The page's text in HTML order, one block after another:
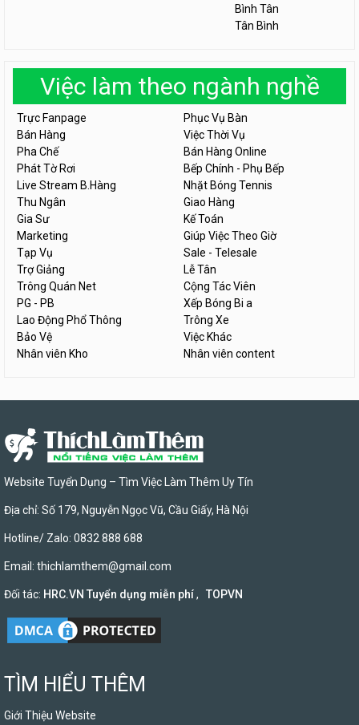
Bình Tân
Tân Bình
Việc làm theo ngành nghề
Trực Fanpage
Phục Vụ Bàn
Bán Hàng
Việc Thời Vụ
Pha Chế
Bán Hàng Online
Phát Tờ Rơi
Bếp Chính - Phụ Bếp
Live Stream B.Hàng
Nhặt Bóng Tennis
Thu Ngân
Giao Hàng
Gia Sư
Kế Toán
Marketing
Giúp Việc Theo Giờ
Tạp Vụ
Sale - Telesale
Trợ Giảng
Lễ Tân
Trông Quán Net
Cộng Tác Viên
PG - PB
Xếp Bóng Bi a
Lao Động Phổ Thông
Trông Xe
Bảo Vệ
Việc Khác
Nhân viên Kho
Nhân viên content
Website Tuyển Dụng – Tìm Việc Làm Thêm Uy Tín
Địa chỉ: Số 179, Nguyễn Ngọc Vũ, Cầu Giấy, Hà Nội
Hotline/ Zalo: 0832 888 688
Email: thichlamthem@gmail.com
Đối tác: HRC.VN Tuyển dụng miễn phí, TOPVN
TÌM HIỂU THÊM
Giới Thiệu Website